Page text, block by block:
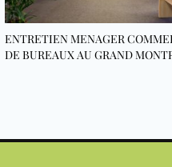
ENTRETIEN MENAGER
DE BUREAUX AU GRAND